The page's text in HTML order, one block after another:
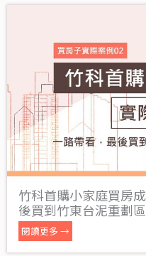
竹科首購小家庭買房
後買到竹東台泥重劃
閱讀更多 →